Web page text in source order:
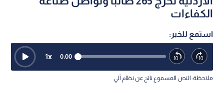
الكفاءات
استمع للخبر:
0:00
1x
ملاحظة: النص المسموع ناتج عن نظام آلي